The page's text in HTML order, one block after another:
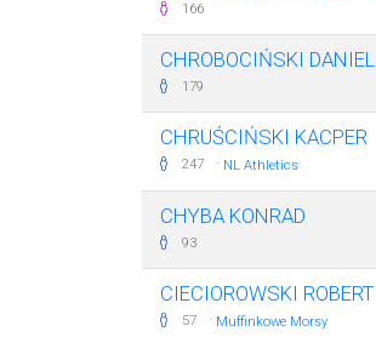
166
CHROBOCIŃSKI DANIEL
179
CHRUŚCIŃSKI KACPER
247 · NL Athletics
CHYBA KONRAD
93
CIECIOROWSKI ROBERT
57 · Muffinkowe Morsy